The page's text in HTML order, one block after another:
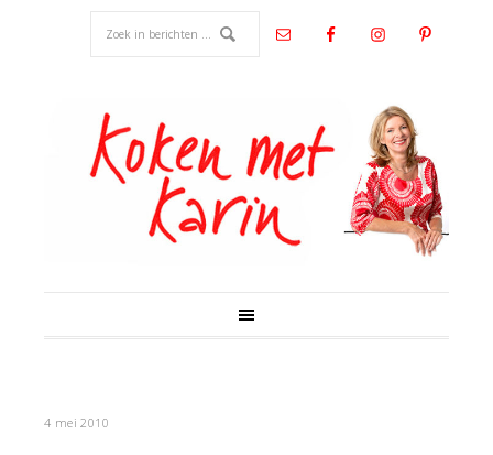
4 mei 2010